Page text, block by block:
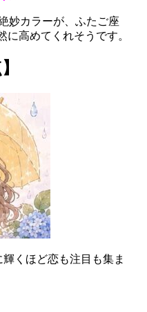
妙カラーが、ふたご座
に高めてくれそうです。
くほど恋も注目も集ま